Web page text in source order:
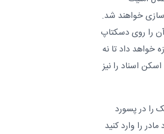
خواهند شد.
را روی دسکتاپ
خواهد داد تا نه
اسناد را نیز
را در پسورد
را وارد کنید